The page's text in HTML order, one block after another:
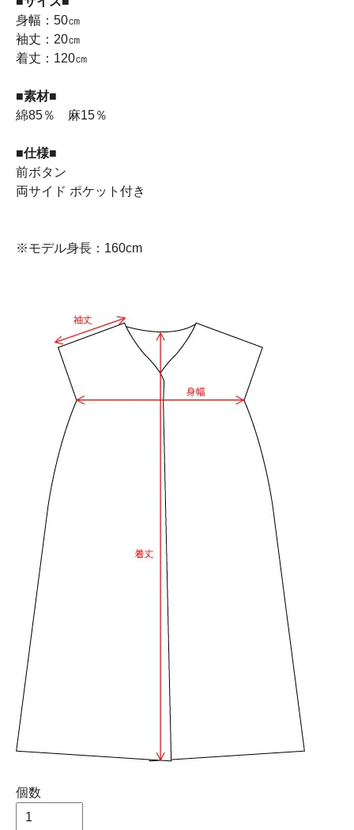
身幅：50㎝
袖丈：20㎝
着丈：120㎝
■素材■
綿85％ 麻15％
■仕様■
前ボタン
両サイド ポケット付き
※モデル身長：160cm
個数